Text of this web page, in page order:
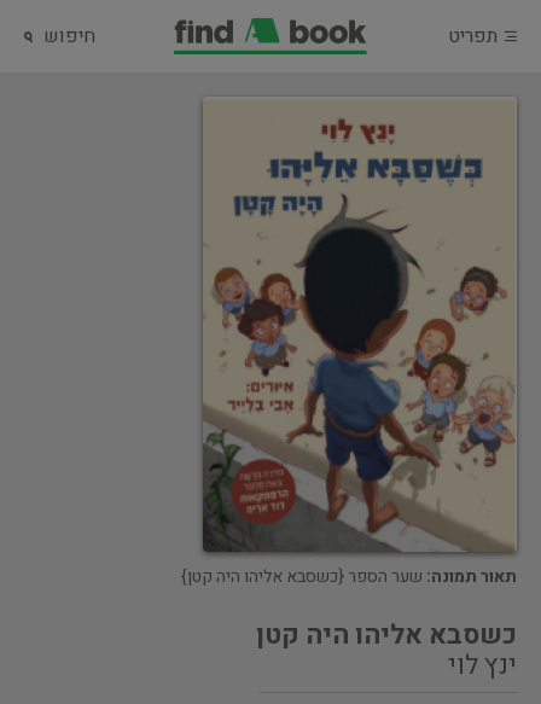
תפריט חיפוש
תאור תמונה: שער הספר {כשסבא אליהו היה קטן}
כשסבא אליהו היה קטן
ינץ לוי